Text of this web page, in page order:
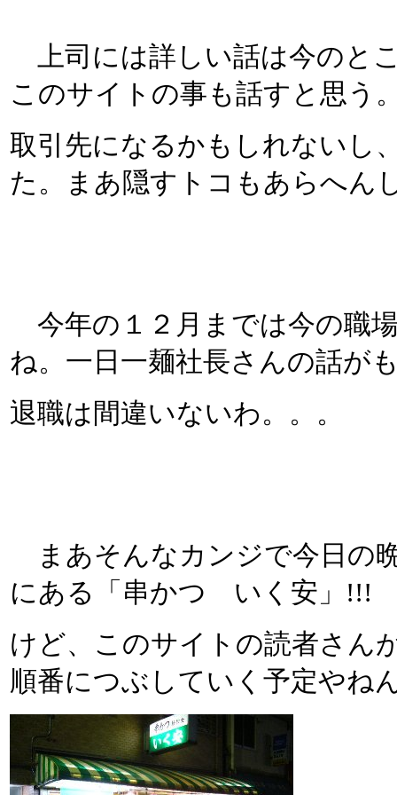
上司には詳しい話は今のと
このサイトの事も話すと思う
取引先になるかもしれないし
た。まあ隠すトコもあらへん
今年の１２月までは今の職
ね。一日一麺社長さんの話が
退職は間違いないわ。。。
まあそんなカンジで今日の
にある「串かつ いく安」!!!
けど、このサイトの読者さん
順番につぶしていく予定やね